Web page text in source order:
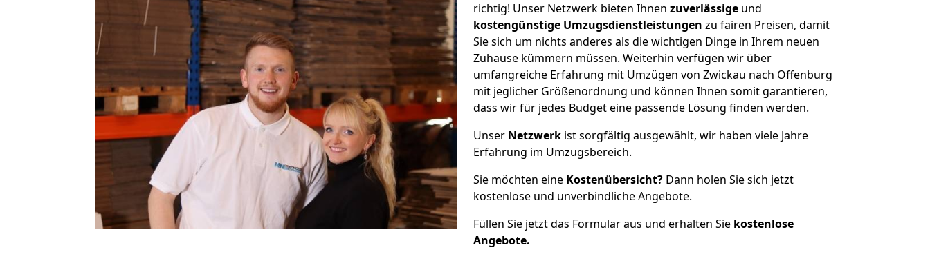
richtig! Unser Netzwerk bieten Ihnen zuverlässige und
kostengünstige Umzugsdienstleistungen zu fairen Preisen, damit
Sie sich um nichts anderes als die wichtigen Dinge in Ihrem neuen
Zuhause kümmern müssen. Weiterhin verfügen wir über
umfangreiche Erfahrung mit Umzügen von Zwickau nach Offenburg
mit jeglicher Größenordnung und können Ihnen somit garantieren,
dass wir für jedes Budget eine passende Lösung finden werden.
Unser Netzwerk ist sorgfältig ausgewählt, wir haben viele Jahre
Erfahrung im Umzugsbereich.
Sie möchten eine Kostenübersicht? Dann holen Sie sich jetzt
kostenlose und unverbindliche Angebote.
Füllen Sie jetzt das Formular aus und erhalten Sie kostenlose
Angebote.